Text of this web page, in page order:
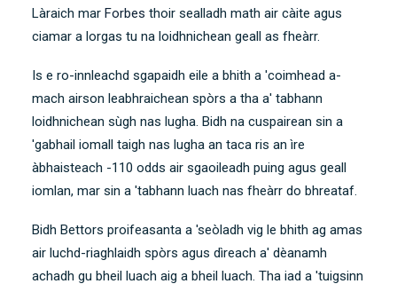
Làraich mar Forbes thoir sealladh math air càite agus
ciamar a lorgas tu na loidhnichean geall as fheàrr.
Is e ro-innleachd sgapaidh eile a bhith a 'coimhead a-
mach airson leabhraichean spòrs a tha a' tabhann
loidhnichean sùgh nas lugha. Bidh na cuspairean sin a
'gabhail iomall taigh nas lugha an taca ris an ìre
àbhaisteach -110 odds air sgaoileadh puing agus geall
iomlan, mar sin a 'tabhann luach nas fheàrr do bhreataf.
Bidh Bettors proifeasanta a 'seòladh vig le bhith ag amas
air luchd-riaghlaidh spòrs agus dìreach a' dèanamh
achadh gu bheil luach aig a bheil luach. Tha iad a 'tuigsinn